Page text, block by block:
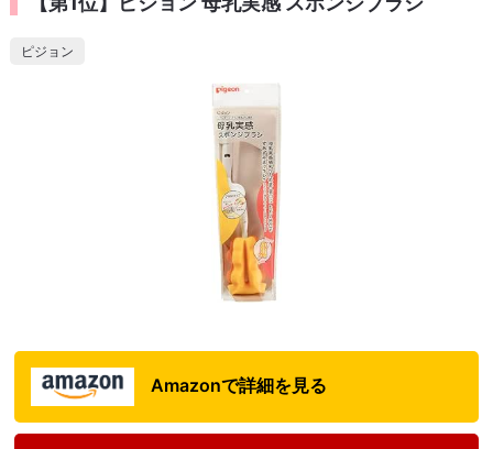
ピジョン
Amazonで詳細を見る